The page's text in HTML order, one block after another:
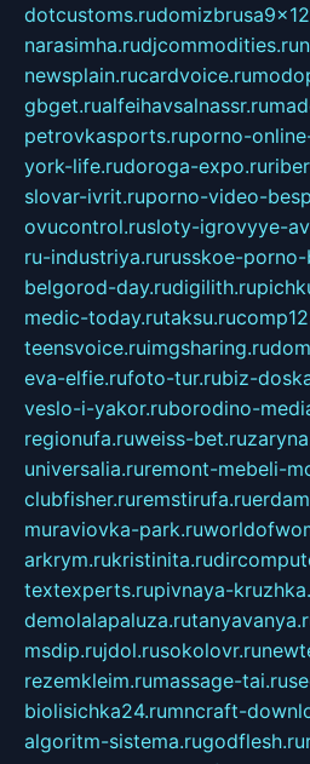
dotcustoms.ru
narasimha.rudjcommodities.ru
newsplain.rucardvoice.ru
gbget.rualfeihavsalnassr.ru
petrovkasports.ruporno-
york-life.rudoroga-expo.ru
slovar-ivrit.ruporno-video-
ovucontrol.rusloty-igrovyye-
ru-industriya.rurusskoe-
belgorod-day.rudigilith.ru
medic-today.rutaksu.ru
teensvoice.ruimgsharing.ru
eva-elfie.rufoto-tur.rubiz-
veslo-i-yakor.ruborodino-
regionufa.ruweiss-bet.ru
universalia.ruremont-mebeli-
clubfisher.ruremstirufa.ru
muraviovka-park.ru
arkrym.rukristinita.ru
textexperts.rupivnaya-
demolalapaluza.ru
msdip.rujdol.rusokolovr.ru
rezemkleim.rumassage-tai.ru
biolisichka24.rumncraft-
algoritm-sistema.rugodflesh.ru